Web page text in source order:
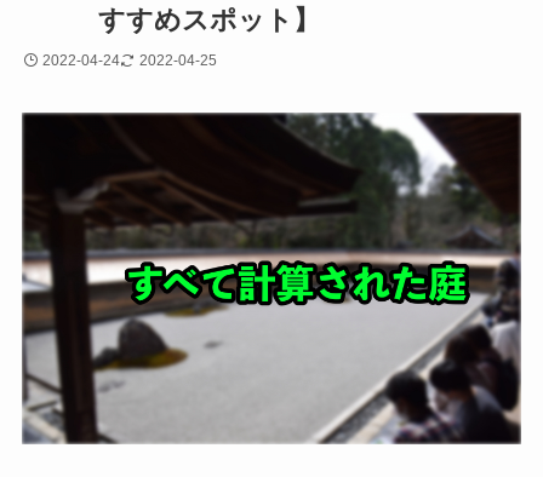
すすめスポット】
2022-04-24 2022-04-25